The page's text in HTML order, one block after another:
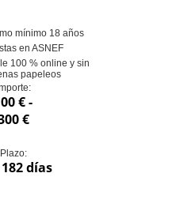
mínimo 18 años
en ASNEF
100 % online y sin
papeleos
€ -
€
Plazo:
días